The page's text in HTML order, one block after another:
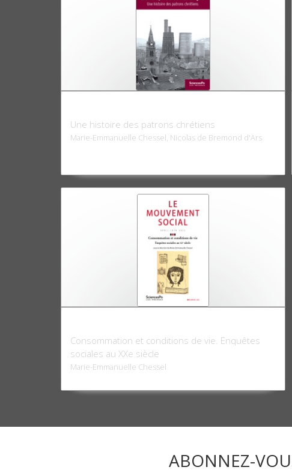
Une histoire des patrons chrétiens
Marie-Emmanuelle Chessel, Nicolas de Bremond d'Ars
Consommation et conditions de vie. Enquêtes
sociales au XXe siècle
Marie-Emmanuelle Chessel
ABONNEZ-